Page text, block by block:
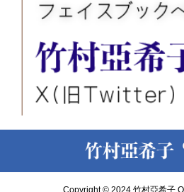
Copyright © 2024 竹村亞希子